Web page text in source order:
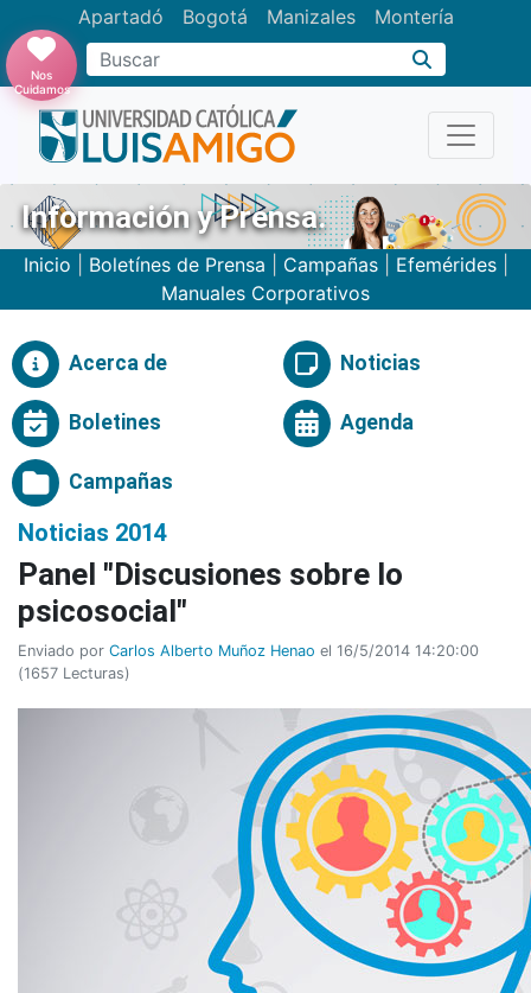
Apartadó Bogotá Manizales Montería
Buscar
Nos
Cuidamos
Información y Prensa.
Inicio Boletínes de Prensa Campañas| Efemérides|
Manuales Corporativos
Acerca de Noticias
Boletines Agenda
Campañas
Noticias 2014
Panel "Discusiones sobre lo
psicosocial"
Enviado por Carlos Alberto Muñoz Henao el 16/5/2014 14:20:00
(1657 Lecturas)